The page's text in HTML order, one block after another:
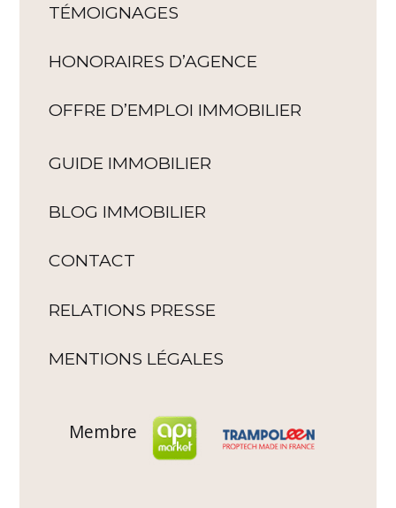
TÉMOIGNAGES
HONORAIRES D’AGENCE
OFFRE D’EMPLOI IMMOBILIER
GUIDE IMMOBILIER
BLOG IMMOBILIER
CONTACT
RELATIONS PRESSE
MENTIONS LÉGALES
Membre